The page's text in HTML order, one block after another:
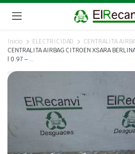
Inicio ELECTRICIDAD
CENTRALITA
CENTRALITA AIRBAG CITROEN XSARA
| 0.97 – …